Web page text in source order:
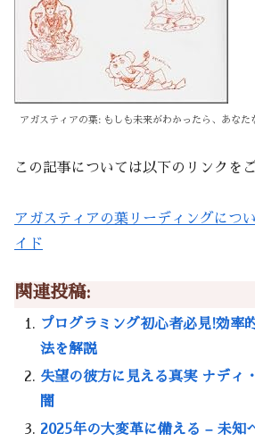
アガスティアの葉: もしも未来がわかったら、あな
この記事については以下のリンクを
アガスティアの葉リーディングにつ
イド
関連投稿:
プログラミング初心者必見!効率
法を解説
失望の彼方に見える真実 ナディ
闇
2025年の大変革に備える – 未知